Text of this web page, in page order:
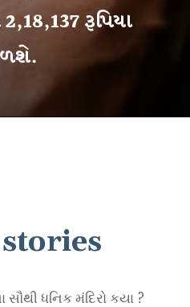
રૂપિયા
સૌથી ધનિક મંદિરો કયા ?